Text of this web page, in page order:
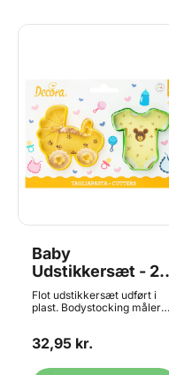
Baby
Udstikkersæt - 2
dele, Decora
Flot udstikkersæt udført i
plast. Bodystocking måler
x 2,2cm Materiale: Plast
32,95 kr.